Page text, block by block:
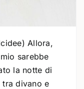
Allora,
sarebbe
la notte di
tra divano e